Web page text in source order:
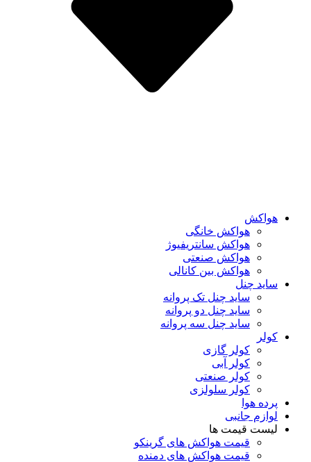
هواکش
هواکش خانگی
هواکش سانتریفیوژ
هواکش صنعتی
هواکش بین کانالی
ساید چنل
ساید چنل تک پروانه
ساید چنل دو پروانه
ساید چنل سه پروانه
کولر
کولر گازی
کولر آبی
کولر صنعتی
کولر سلولزی
پرده هوا
لوازم جانبی
لیست قیمت ها
قیمت هواکش های گرینکو
قیمت هواکش های دمنده